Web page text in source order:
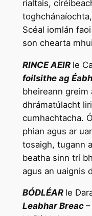
rialtais,
Scéal iomlán
son chearta
RINCE AEIR le
foilsithe ag
bheireann greim
dhrámatúlacht
cumhachtacha.
phian agus ar
tosaigh, tugann
beatha sinn trí
agus an uaignis
BÓDLÉAR le
Leabhar Breac